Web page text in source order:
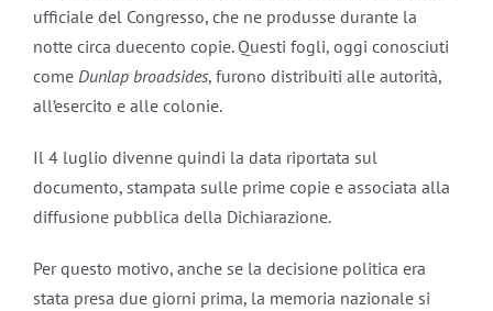
ufficiale del Congresso, che ne produsse durante la
notte circa duecento copie. Questi fogli, oggi conosciuti
come Dunlap broadsides, furono distribuiti alle autorità,
all’esercito e alle colonie.
Il 4 luglio divenne quindi la data riportata sul
documento, stampata sulle prime copie e associata alla
diffusione pubblica della Dichiarazione.
Per questo motivo, anche se la decisione politica era
stata presa due giorni prima, la memoria nazionale si